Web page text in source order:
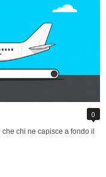
0
chi ne capisce a fondo il